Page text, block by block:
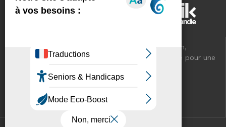
Normandinamik sélectionne pour vous, au quotidien,
l'essentiel de l'actualité économique de Normandie pour une
VOTRE RÉSEAU CCI